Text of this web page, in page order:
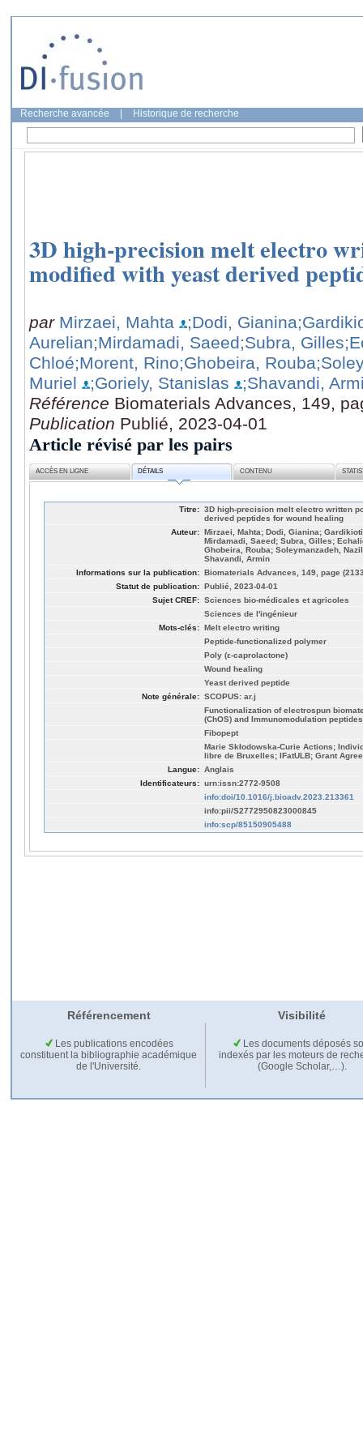
Recherche avancée Historique de recherche
3D high-precision melt electro
modified with yeast derived
par Mirzaei, Mahta ;Dodi, Gianina
Aurelian;Mirdamadi, Saeed;Subra, Gilles
Chloé;Morent, Rino;Ghobeira, Rouba
Muriel
;Goriely, Stanislas
;Shavandi,
Référence Biomaterials Advances, 149,
Publication Publié, 2023-04-01
Article révisé par les pairs
ACCÈS EN LIGNE DÉTAILS CONTENU
Titre: 3D high-precision melt electro written
derived peptides for wound healing
Auteur: Mirzaei, Mahta; Dodi, Gianina;
Mirdamadi, Saeed; Subra, Gilles;
Ghobeira, Rouba; Soleymanzadeh,
Shavandi, Armin
Informations sur la publication: Biomaterials Advances, 149, page
Statut de publication: Publié, 2023-04-01
Sujet CREF: Sciences bio-médicales et agricoles
Sciences de l'ingénieur
Mots-clés: Melt electro writing
Peptide-functionalized polymer
Poly (ε-caprolactone)
Wound healing
Yeast derived peptide
Note générale: SCOPUS: ar.j
Functionalization of electrospun
(ChOS) and Immunomodulation
Fibopept
Marie Skłodowska-Curie Actions;
libre de Bruxelles; IFatULB; Grant
Langue: Anglais
Identificateurs: urn:issn:2772-9508
info:doi/10.1016/j.bioadv.2023.213361
info:pii/S2772950823000845
info:scp/85150905488
Référencement Visibilité
Les publications encodées
constituent la bibliographie académique
de l'Université.
Les documents déposés
indexés par les moteurs de
(Google Scholar,…).